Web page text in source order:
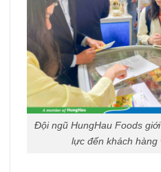
Đội ngũ HungHau Foods
lực đến khách hàng